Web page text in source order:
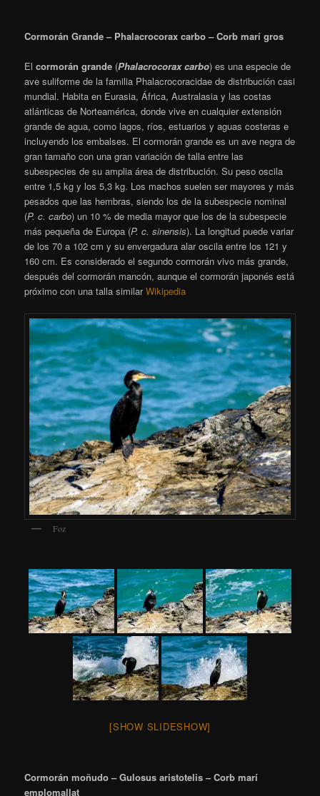
Cormorán Grande – Phalacrocorax carbo – Corb marí gros
Elcormorán grande (Phalacrocorax carbo) es una especie de
ave suliforme de la familia Phalacrocoracidae de distribución casi
mundial.​ Habita en Eurasia, África, Australasia y las costas
atlánticas de Norteamérica, donde vive en cualquier extensión
grande de agua, como lagos, ríos, estuarios y aguas costeras e
incluyendo los embalses. El cormorán grande es un ave negra de
gran tamaño con una gran variación de talla entre las
subespecies de su amplia área de distribución. Su peso oscila
entre 1,5 kg y los 5,3 kg. Los machos suelen ser mayores y más
pesados que las hembras, siendo los de la subespecie nominal
(P. c. carbo) un 10 % de media mayor que los de la subespecie
más pequeña de Europa (P. c. sinensis). La longitud puede variar
de los 70 a 102 cm y su envergadura alar oscila entre los 121 y
160 cm. ​ Es considerado el segundo cormorán vivo más grande,
después del cormorán mancón, aunque el cormorán japonés está
próximo con una talla similarWikipedia
Foz
[SHOW SLIDESHOW]
Cormorán moñudo – Gulosus aristotelis – Corb marí
emplomallat